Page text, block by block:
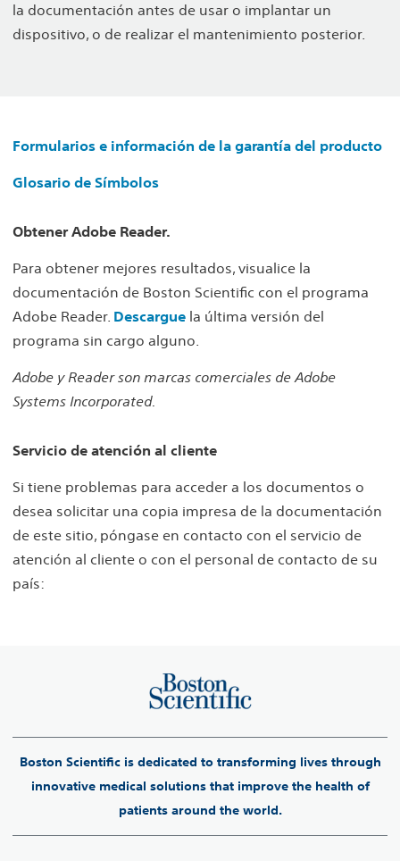
la documentación antes de usar o implantar un
dispositivo, o de realizar el mantenimiento posterior.
Formularios e información de la garantía del producto
Glosario de Símbolos
Obtener Adobe Reader.
Para obtener mejores resultados, visualice la
documentación de Boston Scientific con el programa
Adobe Reader. Descargue la última versión del
programa sin cargo alguno.
Adobe y Reader son marcas comerciales de Adobe
Systems Incorporated.
Servicio de atención al cliente
Si tiene problemas para acceder a los documentos o
desea solicitar una copia impresa de la documentación
de este sitio, póngase en contacto con el servicio de
atención al cliente o con el personal de contacto de su
país:
Boston Scientific is dedicated to transforming lives through
innovative medical solutions that improve the health of
patients around the world.